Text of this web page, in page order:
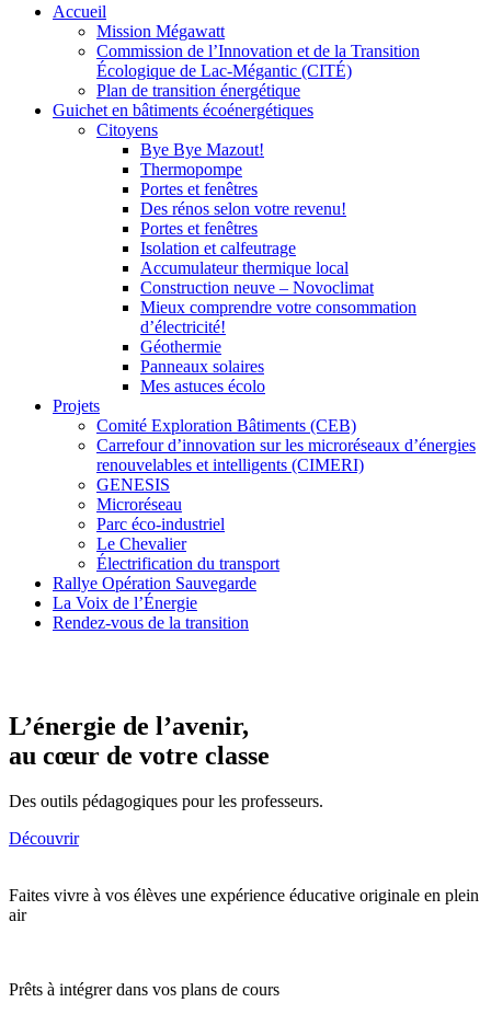
Accueil
Mission Mégawatt
Commission de l’Innovation et de la Transition
Écologique de Lac-Mégantic (CITÉ)
Plan de transition énergétique
Guichet en bâtiments écoénergétiques
Citoyens
Bye Bye Mazout!
Thermopompe
Portes et fenêtres
Des rénos selon votre revenu!
Portes et fenêtres
Isolation et calfeutrage
Accumulateur thermique local
Construction neuve – Novoclimat
Mieux comprendre votre consommation
d’électricité!
Géothermie
Panneaux solaires
Mes astuces écolo
Projets
Comité Exploration Bâtiments (CEB)
Carrefour d’innovation sur les microréseaux d’énergies
renouvelables et intelligents (CIMERI)
GENESIS
Microréseau
Parc éco-industriel
Le Chevalier
Électrification du transport
Rallye Opération Sauvegarde
La Voix de l’Énergie
Rendez-vous de la transition
L’énergie de l’avenir,
au cœur de votre classe
Des outils pédagogiques pour les professeurs.
Découvrir
Faites vivre à vos élèves une expérience éducative originale en plein
air
Prêts à intégrer dans vos plans de cours